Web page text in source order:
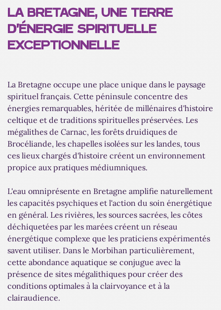
LA BRETAGNE, UNE TERRE
D'ÉNERGIE SPIRITUELLE
EXCEPTIONNELLE
La Bretagne occupe une place unique dans le paysage
spirituel français. Cette péninsule concentre des
énergies remarquables, héritée de millénaires d'histoire
celtique et de traditions spirituelles préservées. Les
mégalithes de Carnac, les forêts druidiques de
Brocéliande, les chapelles isolées sur les landes, tous
ces lieux chargés d'histoire créent un environnement
propice aux pratiques médiumniques.
L'eau omniprésente en Bretagne amplifie naturellement
les capacités psychiques et l'action du soin énergétique
en général. Les rivières, les sources sacrées, les côtes
déchiquetées par les marées créent un réseau
énergétique complexe que les praticiens expérimentés
savent utiliser. Dans le Morbihan particulièrement,
cette abondance aquatique se conjugue avec la
présence de sites mégalithiques pour créer des
conditions optimales à la clairvoyance et à la
clairaudience.